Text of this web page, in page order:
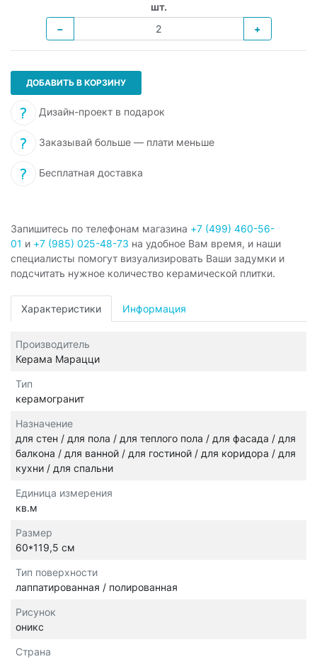
шт.
−
+
ДОБАВИТЬ В КОРЗИНУ
Дизайн-проект в подарок
Заказывай больше — плати меньше
Бесплатная доставка
Запишитесь по телефонам магазина +7 (499) 460-56-
01 и +7 (985) 025-48-73 на удобное Вам время, и наши
специалисты помогут визуализировать Ваши задумки и
подсчитать нужное количество керамической плитки.
Характеристики Информация
Производитель
Керама Марацци
Тип
керамогранит
Назначение
для стен / для пола / для теплого пола / для фасада / для
балкона / для ванной / для гостиной / для коридора / для
кухни / для спальни
Единица измерения
кв.м
Размер
60*119,5 см
Тип поверхности
лаппатированная / полированная
Рисунок
оникс
Страна